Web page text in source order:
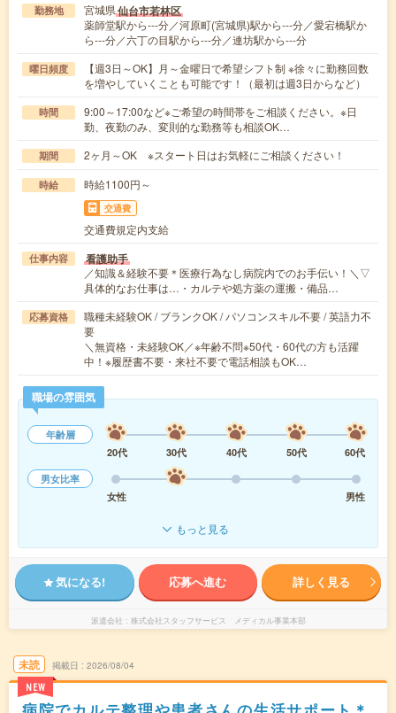
勤務地 宮城県仙台市若林区
薬師堂駅から---分／河原町(宮城県)駅から---分／愛宕橋駅か
ら---分／六丁の目駅から---分／連坊駅から---分
曜日頻度
【週3日～OK】月～金曜日で希望シフト制 ※徐々に勤務回数
を増やしていくことも可能です！（最初は週3日からなど）
時間
9:00～17:00など※ご希望の時間帯をご相談ください。※日
勤、夜勤のみ、変則的な勤務等も相談OK…
期間 2ヶ月～OK ※スタート日はお気軽にご相談ください！
時給 時給1100円～
交通費
交通費規定内支給
仕事内容 看護助手
／知識＆経験不要＊医療行為なし病院内でのお手伝い！＼▽
具体的なお仕事は…・カルテや処方薬の運搬・備品…
応募資格
職種未経験OK / ブランクOK / パソコンスキル不要 / 英語力不
要
＼無資格・未経験OK／※年齢不問※50代・60代の方も活躍
中！※履歴書不要・来社不要で電話相談もOK…
職場の雰囲気
年齢層
20代
30代 40代 50代
60代
男女比率
女性
男性
もっと見る
気になる! 応募へ進む 詳しく見る
派遣会社 株式会社スタッフサービス メディカル事業本部
未読
NEW
掲載日 2026/08/04